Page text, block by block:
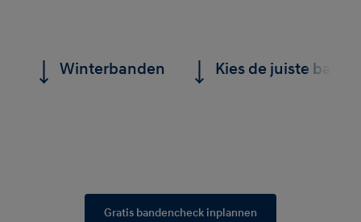
Winterbanden Kies de juiste band
Gratis bandencheck inplannen